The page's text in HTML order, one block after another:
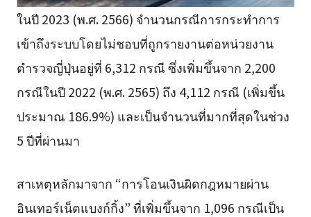
ในปี 2023 (พ.ศ. 2566) จำนวนกรณีการกระทำการ
เข้าถึงระบบโดยไม่ชอบที่ถูกรายงานต่อหน่วยงาน
ตำรวจญี่ปุ่นอยู่ที่ 6,312 กรณี ซึ่งเพิ่มขึ้นจาก 2,200
กรณีในปี 2022 (พ.ศ. 2565) ถึง 4,112 กรณี (เพิ่มขึ้น
ประมาณ 186.9%) และเป็นจำนวนที่มากที่สุดในช่วง
5 ปีที่ผ่านมา
สาเหตุหลักมาจาก “การโอนเงินผิดกฎหมายผ่าน
อินเทอร์เน็ตแบงก์กิ้ง” ที่เพิ่มขึ้นจาก 1,096 กรณีเป็น